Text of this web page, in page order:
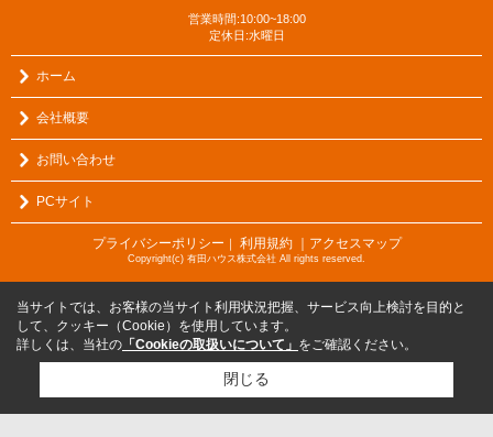
営業時間:10:00~18:00
定休日:水曜日
ホーム
会社概要
お問い合わせ
PCサイト
プライバシーポリシー ｜ 利用規約 ｜アクセスマップ
Copyright(c) 有田ハウス株式会社 All rights reserved.
当サイトでは、お客様の当サイト利用状況把握、サービス向上検討を目的と
して、クッキー（Cookie）を使用しています。
詳しくは、当社の 「Cookieの取扱いについて」 をご確認ください。
閉じる